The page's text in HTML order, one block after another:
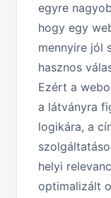
egyre
hogy egy
mennyire jól
hasznos
Ezért a
a látványra
logikára, a
helyi
optimalizált